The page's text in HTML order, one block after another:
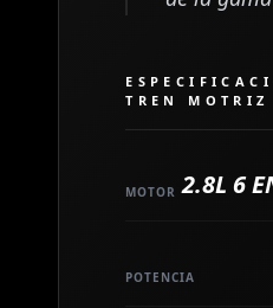
TREN MOTRIZ
MOTOR 2.8L 6
POTENCIA